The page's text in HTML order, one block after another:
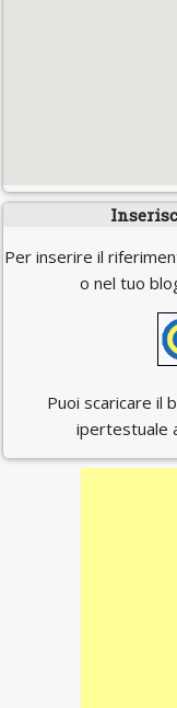
Per inserire il
o nel tuo
Puoi scaricare il
ipertestuale